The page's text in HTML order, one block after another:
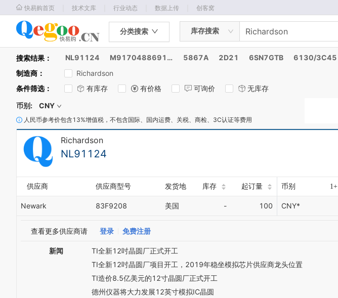
快易购首页 技术文库 行业动态 数据上传 创客窝
分类搜索 库存搜索
搜索结果： NL91124 M917048869170 5867A 2D21 6SN7GTB 6130/3C45
制造商 ：
Richardson
条件筛选： 有库存 有价格 可询价
无库存
币别:
CNY
人民币参考价包含13%增值税，不包含国际、国内运费、关税、商检、3C认证等费用
Richardson
NL91124
供应商 供应商型号 发货地 库存 起订量 币别 1+
Newark 83F9208 美国 - 100 CNY*
查看更多供应商请 登录 免费注册
新闻 TI全新12吋晶圆厂正式开工
TI全新12吋晶圆厂项目开工，2019年稳坐模拟芯片供应商龙头位置
TI造价8.5亿美元的12寸晶圆厂正式开工
德州仪器将大力发展12英寸模拟IC晶圆